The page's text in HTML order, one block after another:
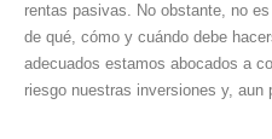
rentas pasivas. No obstante, no
de qué, cómo y cuándo debe
adecuados estamos abocados a
riesgo nuestras inversiones y, aun